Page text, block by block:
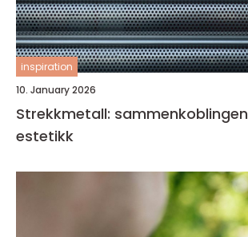
inspiration
10. January 2026
Strekkmetall:
estetikk